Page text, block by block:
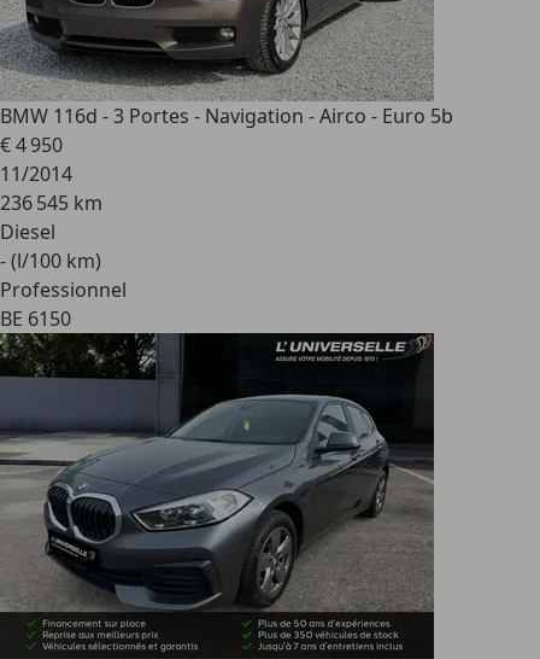
BMW 116d - 3 Portes - Navigation - Airco - Euro 5b
€ 4 950
11/2014
236 545 km
Diesel
- (l/100 km)
Professionnel
BE 6150